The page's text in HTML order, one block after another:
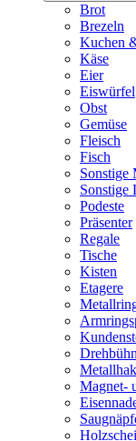
Brot
Brezeln
Kuchen
Käse
Eier
Eiswürfel
Obst
Gemüse
Fleisch
Fisch
Sonstige
Sonstige
Podeste
Präsenter
Regale
Tische
Kisten
Etagere
Magnet-